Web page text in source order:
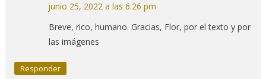
junio 25, 2022 a las 6:26 pm
Breve, rico, humano. Gracias, Flor, por el texto y por
las imágenes
Responder